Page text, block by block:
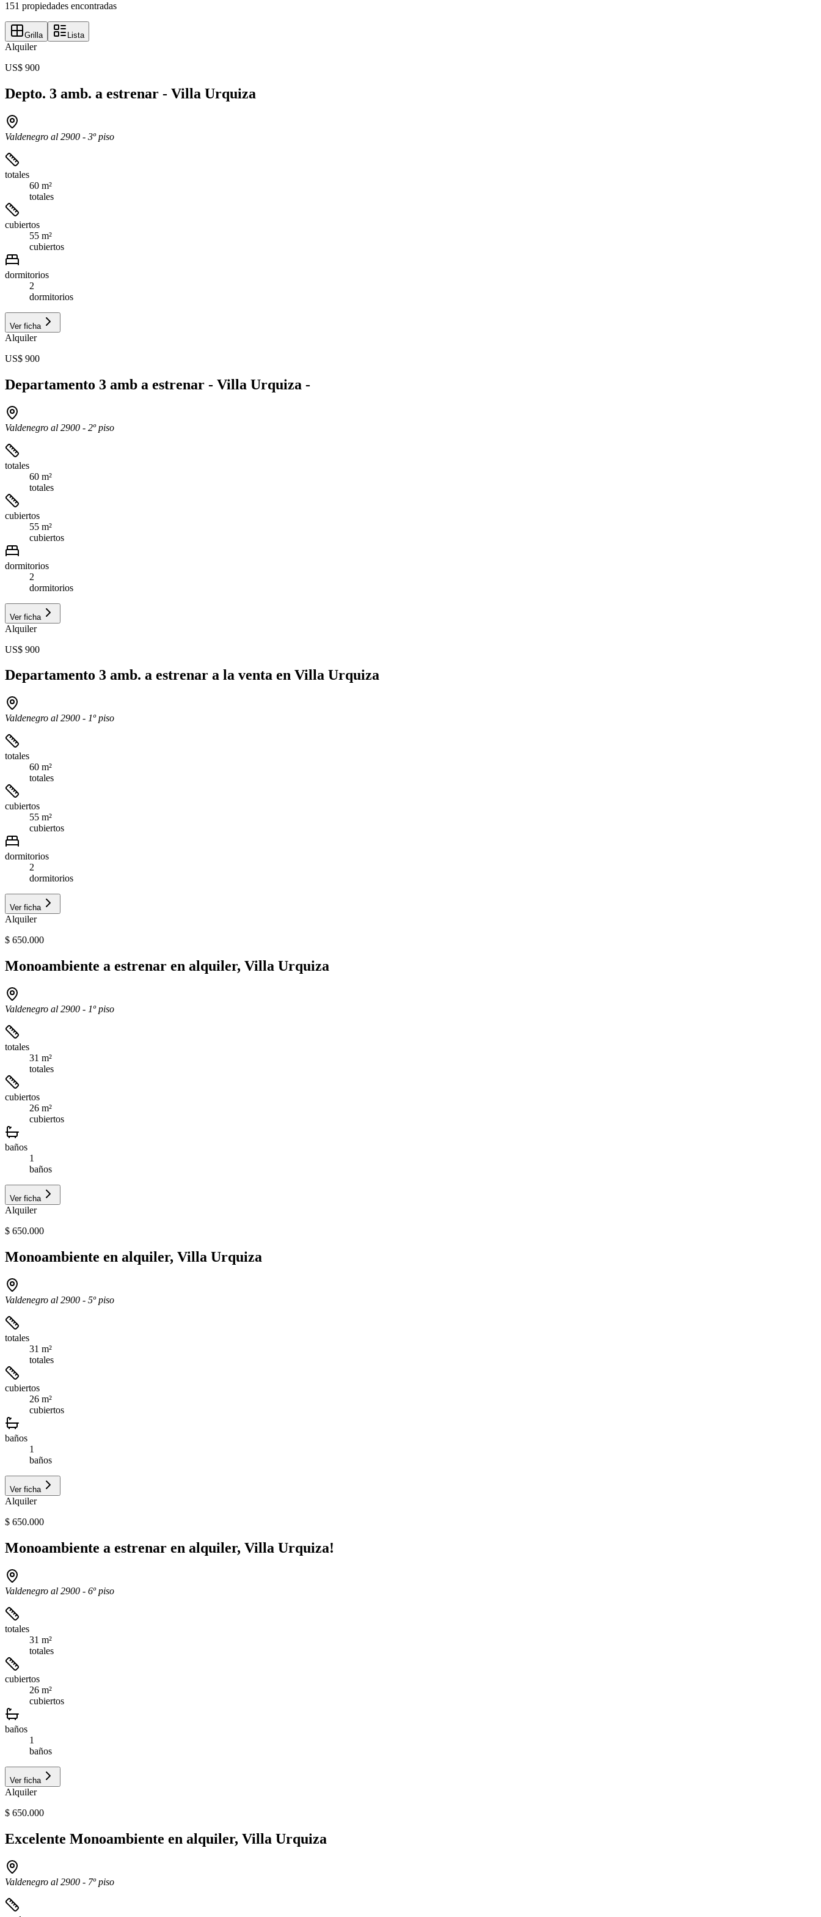
151 propiedades encontradas
Grilla Lista
Alquiler
US$ 900
Depto. 3 amb. a estrenar - Villa Urquiza
Valdenegro al 2900 - 3º piso
totales
60 m²
totales
cubiertos
55 m²
cubiertos
dormitorios
2
dormitorios
Ver ficha
Alquiler
US$ 900
Departamento 3 amb a estrenar - Villa Urquiza -
Valdenegro al 2900 - 2º piso
totales
60 m²
totales
cubiertos
55 m²
cubiertos
dormitorios
2
dormitorios
Ver ficha
Alquiler
US$ 900
Departamento 3 amb. a estrenar a la venta en Villa Urquiza
Valdenegro al 2900 - 1º piso
totales
60 m²
totales
cubiertos
55 m²
cubiertos
dormitorios
2
dormitorios
Ver ficha
Alquiler
$ 650.000
Monoambiente a estrenar en alquiler, Villa Urquiza
Valdenegro al 2900 - 1º piso
totales
31 m²
totales
cubiertos
26 m²
cubiertos
baños
1
baños
Ver ficha
Alquiler
$ 650.000
Monoambiente en alquiler, Villa Urquiza
Valdenegro al 2900 - 5º piso
totales
31 m²
totales
cubiertos
26 m²
cubiertos
baños
1
baños
Ver ficha
Alquiler
$ 650.000
Monoambiente a estrenar en alquiler, Villa Urquiza!
Valdenegro al 2900 - 6º piso
totales
31 m²
totales
cubiertos
26 m²
cubiertos
baños
1
baños
Ver ficha
Alquiler
$ 650.000
Excelente Monoambiente en alquiler, Villa Urquiza
Valdenegro al 2900 - 7º piso